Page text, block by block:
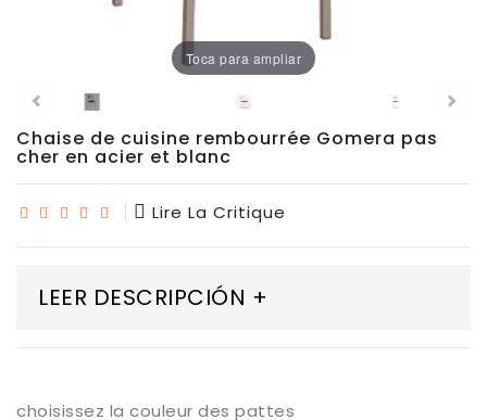
Porcelaine
Dekton
Toca para ampliar
Chaise de cuisine rembourrée Gomera pas
cher en acier et blanc
Lire La Critique
LEER DESCRIPCIÓN +
choisissez la couleur des pattes